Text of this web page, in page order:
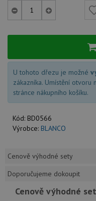
U tohoto dřezu je možné
zákazníka. Umístění
stránce nákupního košíku.
Kód: BD0566
Výrobce: BLANCO
Cenově výhodné sety
Doporučujeme dokoupit
Cenově výhodné